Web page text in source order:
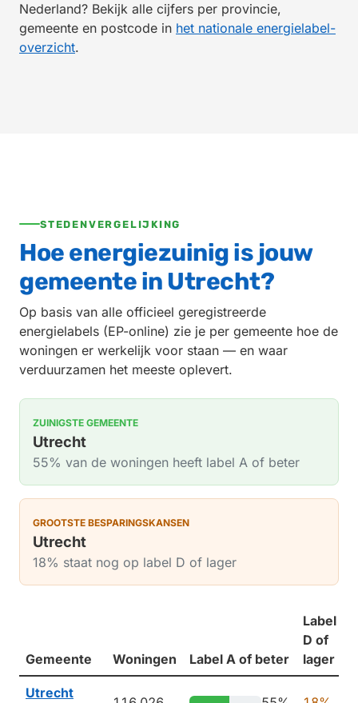
Nederland? Bekijk alle cijfers per provincie,
gemeente en postcode in het nationale energielabel-
overzicht.
STEDENVERGELIJKING
Hoe energiezuinig is jouw
gemeente in Utrecht?
Op basis van alle officieel geregistreerde
energielabels (EP-online) zie je per gemeente hoe de
woningen er werkelijk voor staan — en waar
verduurzamen het meeste oplevert.
ZUINIGSTE GEMEENTE
Utrecht
55% van de woningen heeft label A of beter
GROOTSTE BESPARINGSKANSEN
Utrecht
18% staat nog op label D of lager
Gemeente Woningen Label A of beter
Label
D of
lager
Utrecht